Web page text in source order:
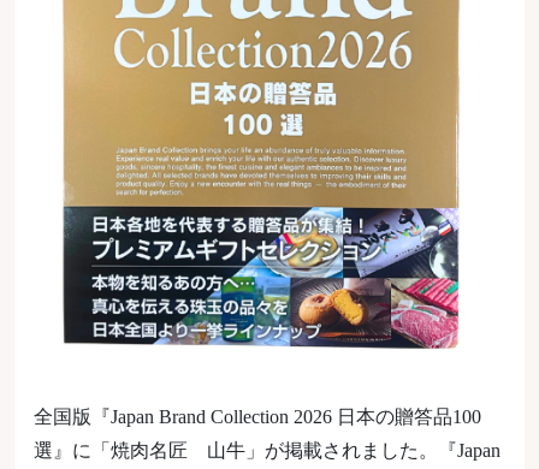
全国版『Japan Brand Collection 2026 日本の贈答品100
選』に「焼肉名匠 山牛」が掲載されました。『Japan